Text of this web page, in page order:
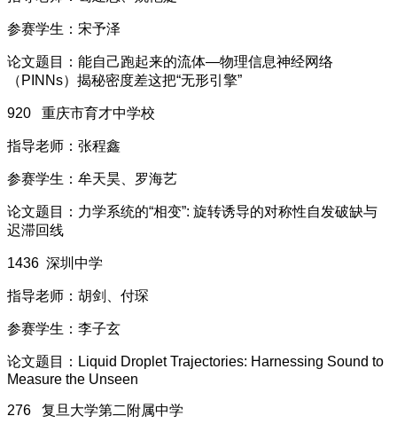
参赛学生：宋予泽
论文题目：能自己跑起来的流体—物理信息神经网络
（PINNs）揭秘密度差这把“无形引擎”
920 重庆市育才中学校
指导老师：张程鑫
参赛学生：牟天昊、罗海艺
论文题目：力学系统的“相变”: 旋转诱导的对称性自发破缺与
迟滞回线
1436 深圳中学
指导老师：胡剑、付琛
参赛学生：李子玄
论文题目：Liquid Droplet Trajectories: Harnessing Sound to
Measure the Unseen
276 复旦大学第二附属中学